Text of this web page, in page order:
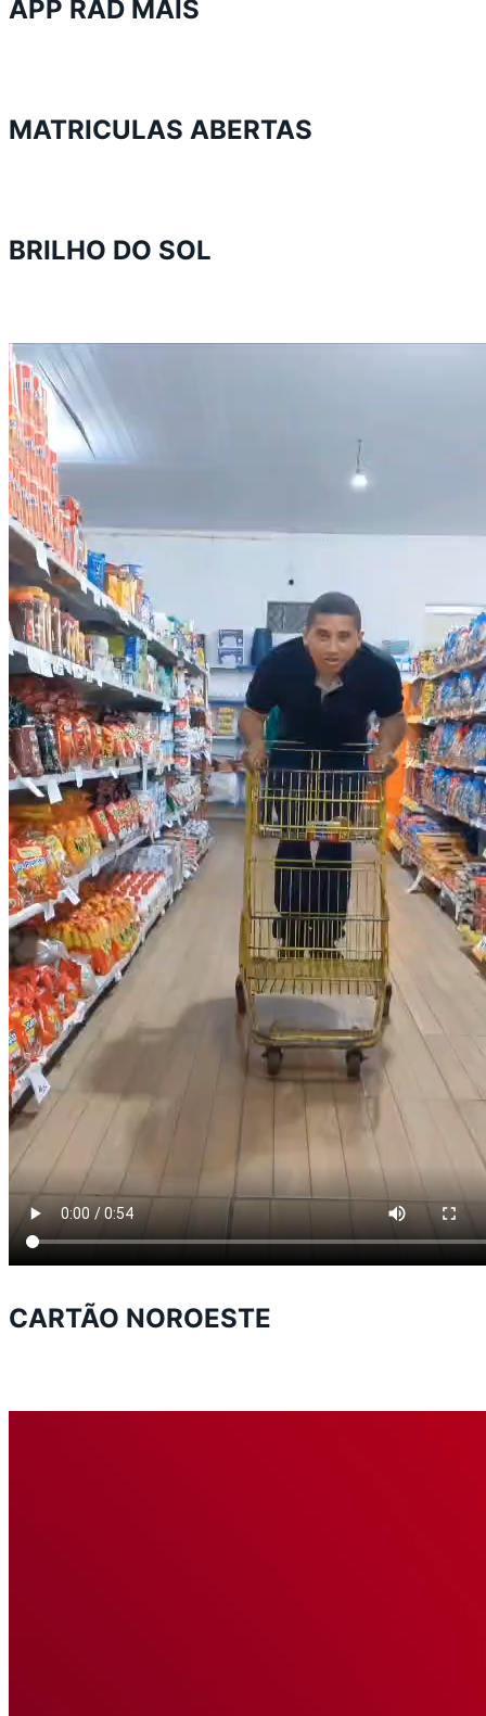
APP RAD MAIS
MATRICULAS ABERTAS
BRILHO DO SOL
CARTÃO NOROESTE